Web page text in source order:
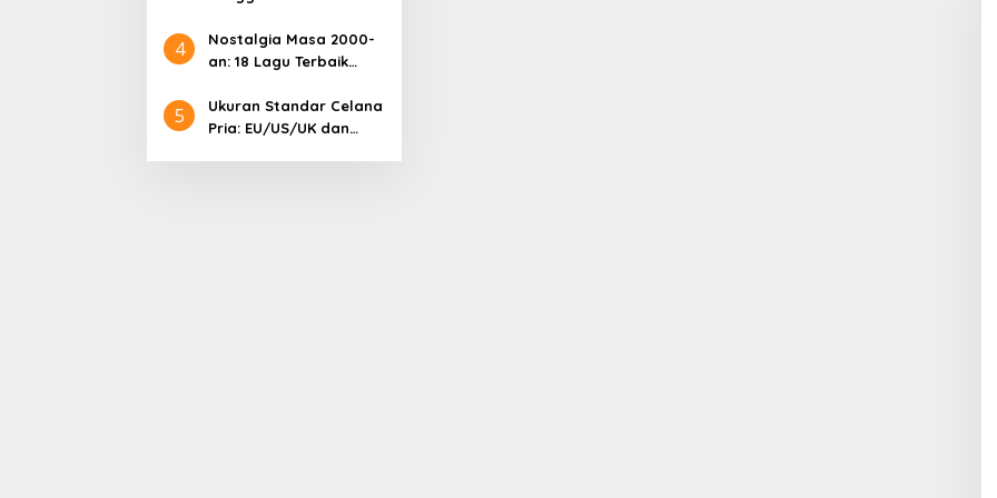
Lengkap dan Informasi
Terkini
4
Nostalgia Masa 2000-
an: 18 Lagu Terbaik
Menggetarkan Hati
5
Ukuran Standar Celana
Pria: EU/US/UK dan